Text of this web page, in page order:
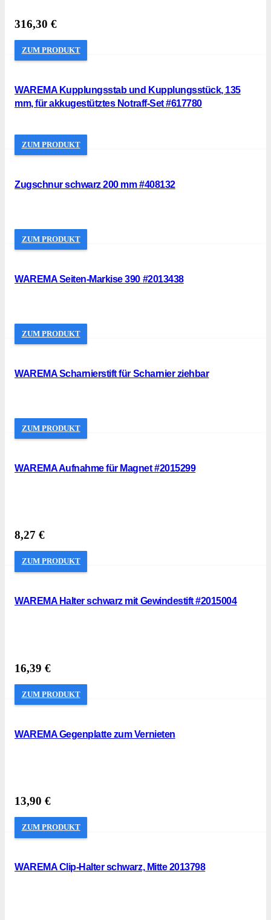
316,30 €
ZUM PRODUKT
WAREMA Kupplungsstab und Kupplungsstück, 135
mm, für akkugestütztes Notraff-Set #617780
ZUM PRODUKT
Zugschnur schwarz 200 mm #408132
ZUM PRODUKT
WAREMA Seiten-Markise 390 #2013438
ZUM PRODUKT
WAREMA Scharnierstift für Scharnier ziehbar
ZUM PRODUKT
WAREMA Aufnahme für Magnet #2015299
8,27 €
ZUM PRODUKT
WAREMA Halter schwarz mit Gewindestift #2015004
16,39 €
ZUM PRODUKT
WAREMA Gegenplatte zum Vernieten
13,90 €
ZUM PRODUKT
WAREMA Clip-Halter schwarz, Mitte 2013798